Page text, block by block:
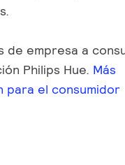
empresa a
Philips Hue. Más
para el consumidor